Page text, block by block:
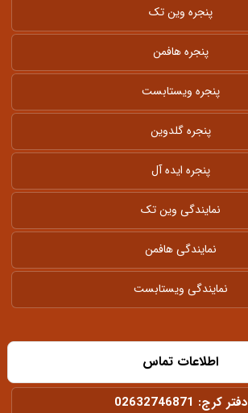
پنجره وین تک
پنجره هافمن
پنجره ویستابست
پنجره گلدوین
پنجره ایده آل
نمایندگی وین تک
نمایندگی هافمن
نمایندگی ویستابست
اطلاعات تماس
دفتر کرج: 02632746871